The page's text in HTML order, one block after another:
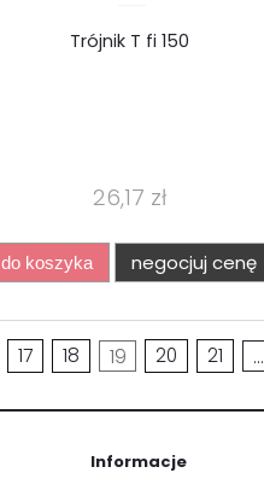
Trójnik T fi 150
26,17 zł
do koszyka negocjuj cenę
17 18 19 20 21 ...
Informacje